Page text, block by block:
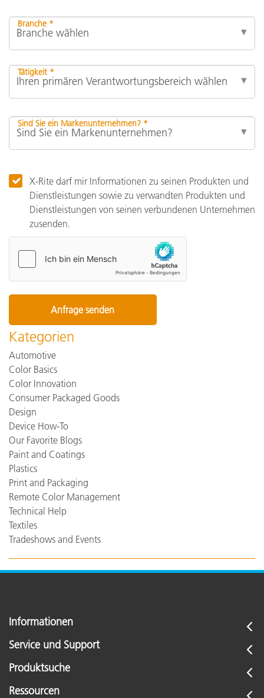
Branche *
Tätigkeit *
Sind Sie ein Markenunternehmen? *
X-Rite darf mir Informationen zu seinen Produkten und
Dienstleistungen sowie zu verwandten Produkten und
Dienstleistungen von seinen verbundenen Unternehmen
zusenden.
Kategorien
Automotive
Color Basics
Color Innovation
Consumer Packaged Goods
Design
Device How-To
Our Favorite Blogs
Paint and Coatings
Plastics
Print and Packaging
Remote Color Management
Technical Help
Textiles
Tradeshows and Events
Informationen
Service und Support
Produktsuche
Ressourcen